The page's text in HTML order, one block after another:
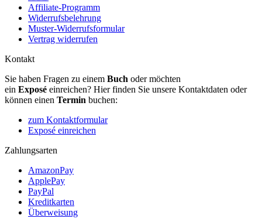
Affiliate-Programm
Widerrufsbelehrung
Muster-Widerrufsformular
Vertrag widerrufen
Kontakt
Sie haben Fragen zu einem Buch oder möchten
ein Exposé einreichen? Hier finden Sie unsere Kontaktdaten oder
können einen Termin buchen:
zum Kontaktformular
Exposé einreichen
Zahlungsarten
AmazonPay
ApplePay
PayPal
Kreditkarten
Überweisung